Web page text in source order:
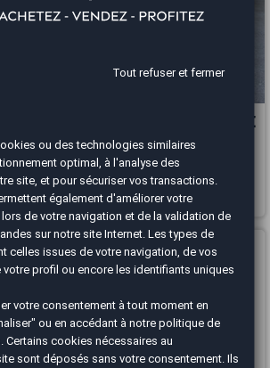
4 990 €
DIESEL Manuelle
Tout refuser et fermer
ou des technologies similaires
optimal, à l'analyse des
site, et pour sécuriser vos transactions.
également d'améliorer votre
de votre navigation et de la validation de
sur notre site Internet. Les types de
celles issues de votre navigation, de vos
profil ou encore les identifiants uniques
votre consentement à tout moment en
ou en accédant à notrepolitique de
. Certains cookies nécessaires au
sont déposés sans votre consentement. Ils